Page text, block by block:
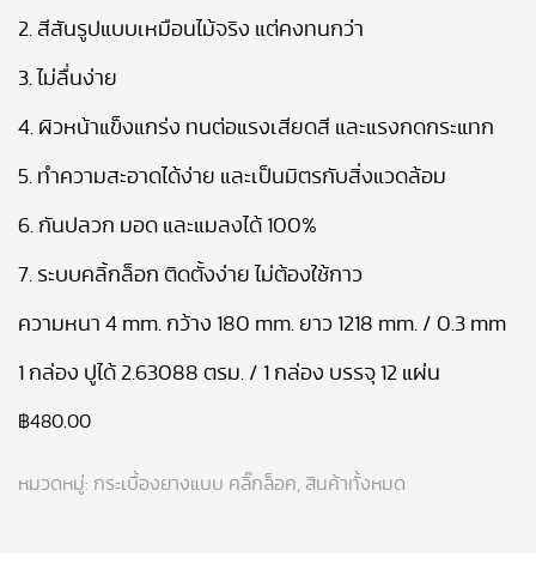
2. สีสันรูปแบบเหมือนไม้จริง แต่คงทนกว่า
3. ไม่ลื่นง่าย
4. ผิวหน้าแข็งแกร่ง ทนต่อแรงเสียดสี และแรงกดกระแทก
5. ทำความสะอาดได้ง่าย และเป็นมิตรกับสิ่งแวดล้อม
6. กันปลวก มอด และแมลงได้ 100%
7. ระบบคลิ้กล็อก ติดตั้งง่าย ไม่ต้องใช้กาว
ความหนา 4 mm. กว้าง 180 mm. ยาว 1218 mm. / 0.3 mm
1 กล่อง ปูได้ 2.63088 ตรม. / 1 กล่อง บรรจุ 12 แผ่น
฿480.00
หมวดหมู่: กระเบื้องยางแบบ คลิ๊กล็อค สินค้าทั้งหมด